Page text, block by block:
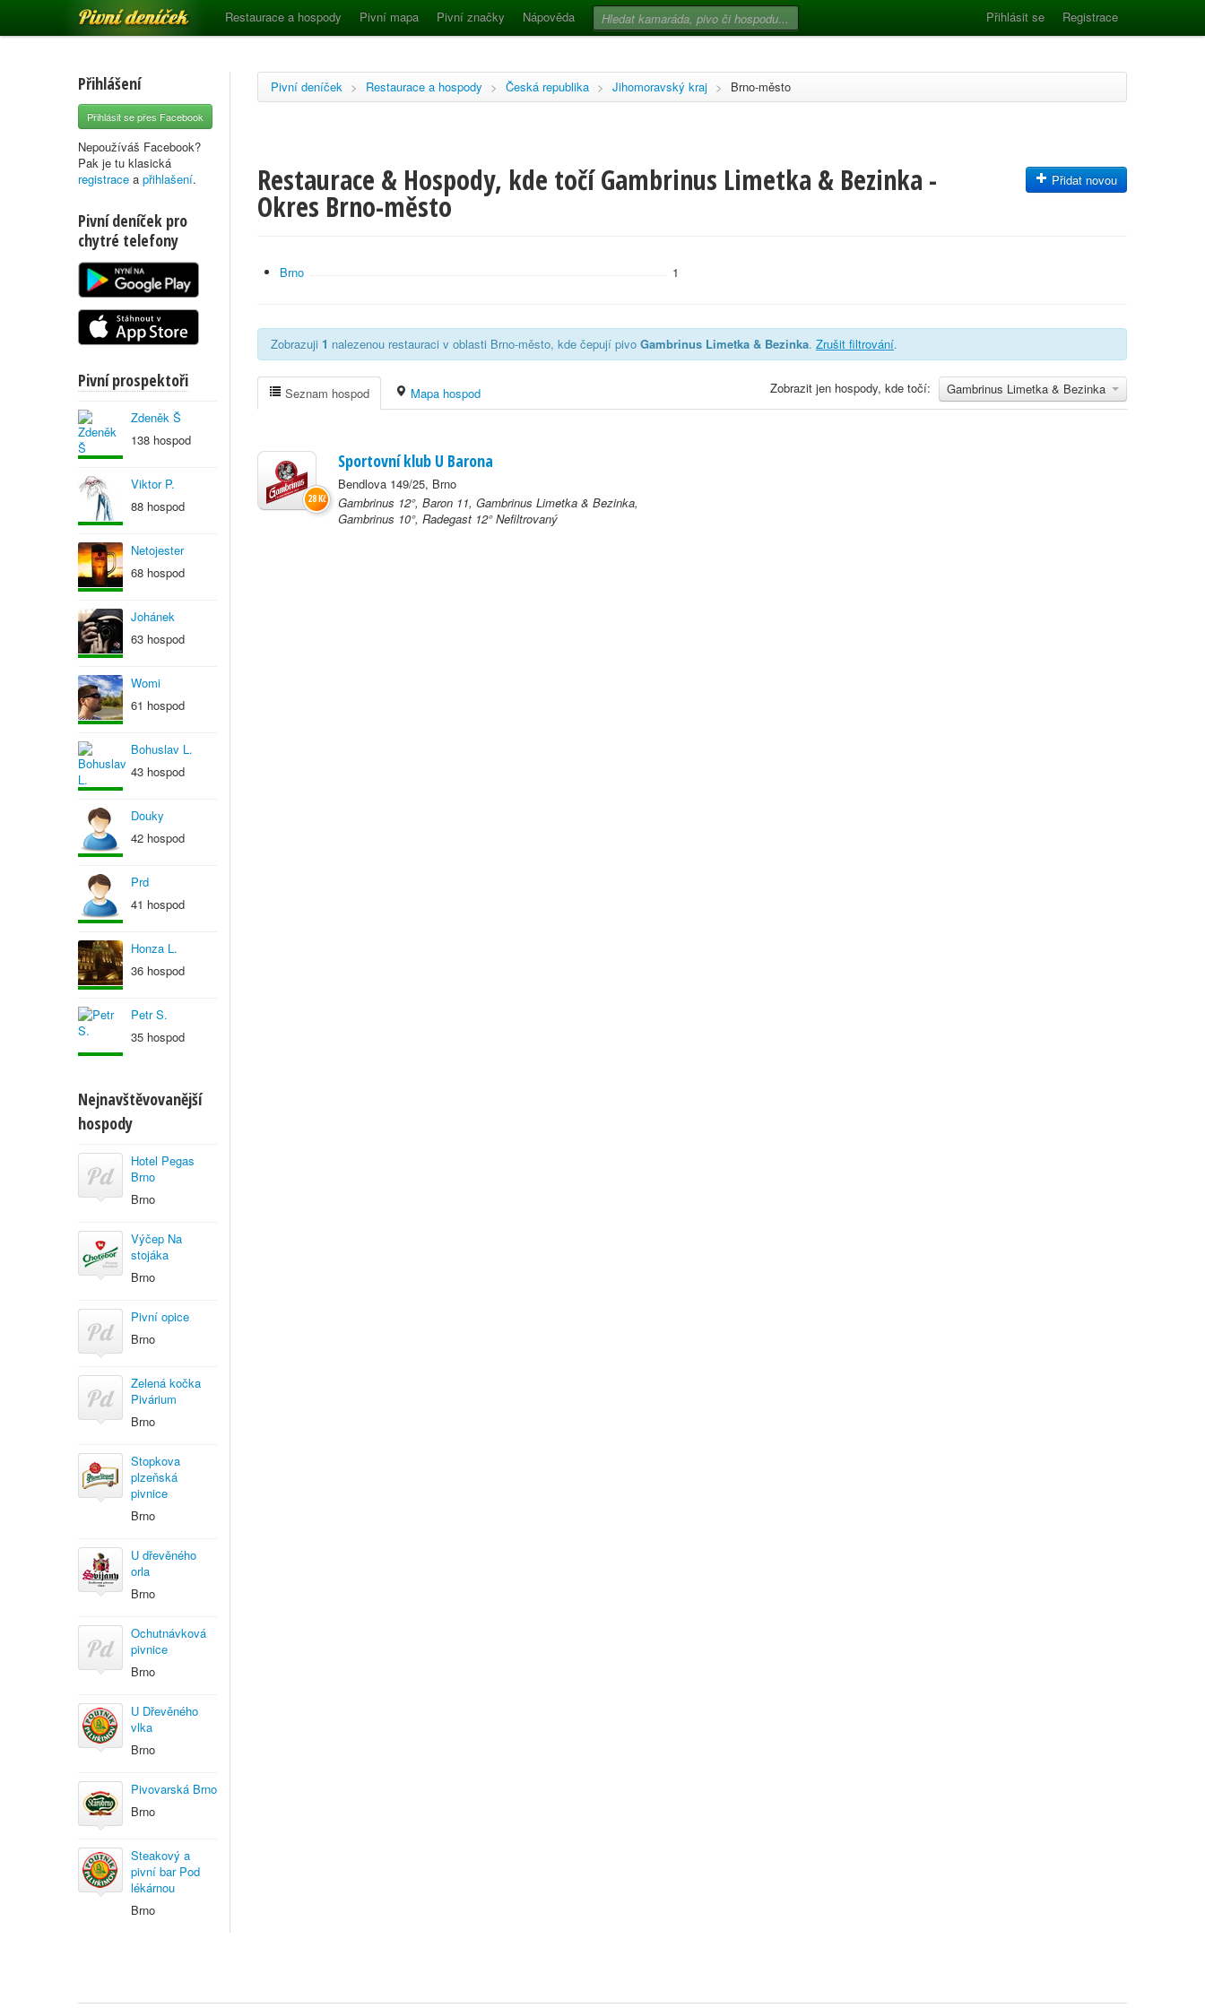
Pivní deníček Restaurace a hospody Pivní mapa Pivní značky Nápověda Přihlásit se Registrace
Přihlášení
Přihlásit se přes Facebook
Nepoužíváš Facebook?
Pak je tu klasická
registrace a přihlašení.
Pivní deníček pro
chytré telefony
Pivní prospektoři
Zdeněk Š
138 hospod
Viktor P.
88 hospod
Netojester
68 hospod
Johánek
63 hospod
Womi
61 hospod
Bohuslav L.
43 hospod
Douky
42 hospod
Prd
41 hospod
Honza L.
36 hospod
Petr S.
35 hospod
Nejnavštěvovanější
hospody
Hotel Pegas
Brno
Brno
Výčep Na
stojáka
Brno
Pivní opice
Brno
Zelená kočka
Pivárium
Brno
Stopkova
plzeňská
pivnice
Brno
U dřevěného
orla
Brno
Ochutnávková
pivnice
Brno
U Dřevěného
vlka
Brno
Pivovarská Brno
Brno
Steakový a
pivní bar Pod
lékárnou
Brno
Pivní deníček > Restaurace a hospody > Česká republika > Jihomoravský kraj > Brno-město
Restaurace & Hospody, kde točí Gambrinus Limetka & Bezinka -
Okres Brno-město
Přidat novou
Brno 1
Zobrazuji 1 nalezenou restauraci v oblasti Brno-město, kde čepují pivo Gambrinus Limetka & Bezinka. Zrušit filtrování.
Gambrinus Limetka & Bezinka
Zobrazit jen hospody, kde točí:
Seznam hospod Mapa hospod
Sportovní klub U Barona
Bendlova 149/25, Brno
Gambrinus 12°, Baron 11, Gambrinus Limetka & Bezinka,
Gambrinus 10°, Radegast 12° Nefiltrovaný
28 Kč